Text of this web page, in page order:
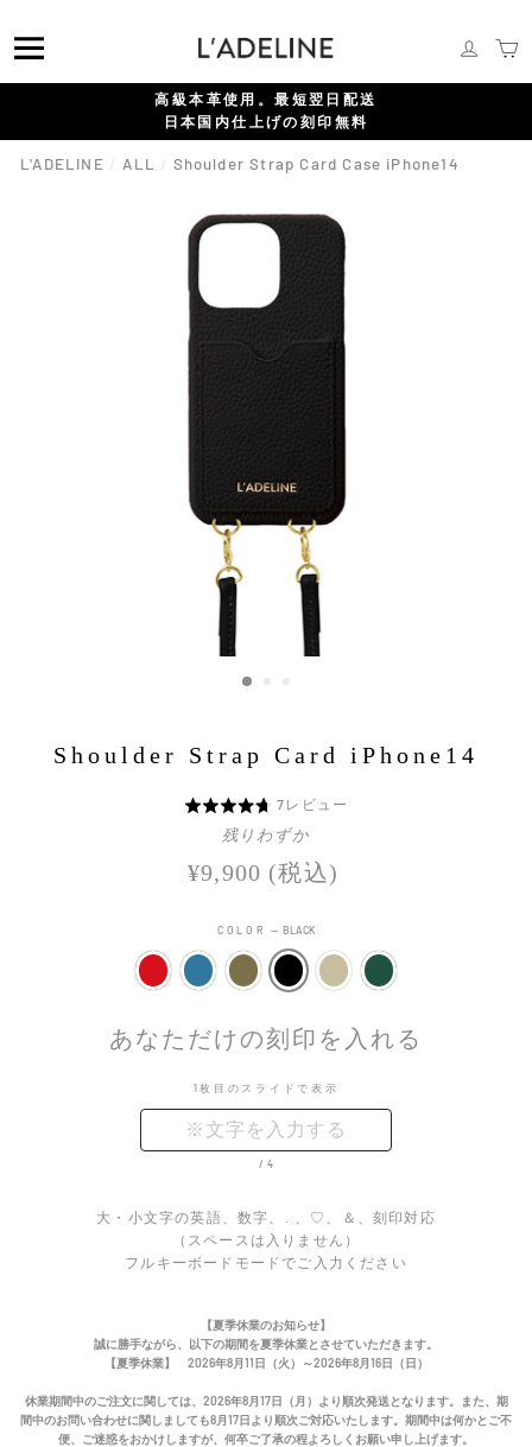
ン
テ
メニュー ログ
高級本革使用。最短翌日配送
日本国内仕上げの刻印無料
L'ADELINE / ALL / Shoulder Strap Card Case iPhone14
Shoulder Strap Card iPhone14
5
段
評
中
4.7
Click
to
to
7 レビュー
残りわずか
定
¥9,900 (税込)
COLOR—BLACK
あなただけの刻印を入れる
1枚目のスライドで表示
/4
大・小文字の英語、数字、. 、♡、＆、刻印対応
（スペースは入りません）
フルキーボードモードでご入力ください
【夏季休業のお知らせ】
誠に勝手ながら、以下の期間を夏季休業とさせていただきます。
【夏季休業】 2026年8月11日（火）～2026年8月16日（日）
休業期間中のご注文に関しては、2026年8月17日（月）より順次発送となります。また、期
間中のお問い合わせに関しましても8月17日より順次ご対応いたします。期間中は何かとご不
便、ご迷惑をおかけしますが、何卒ご了承の程よろしくお願い申し上げます。
View Cart